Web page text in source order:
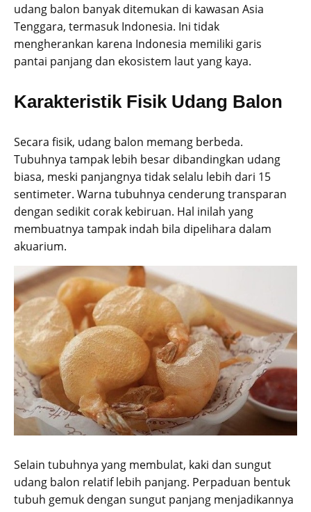
udang balon banyak ditemukan di kawasan Asia
Tenggara, termasuk Indonesia. Ini tidak
mengherankan karena Indonesia memiliki garis
pantai panjang dan ekosistem laut yang kaya.
Karakteristik Fisik Udang Balon
Secara fisik, udang balon memang berbeda.
Tubuhnya tampak lebih besar dibandingkan udang
biasa, meski panjangnya tidak selalu lebih dari 15
sentimeter. Warna tubuhnya cenderung transparan
dengan sedikit corak kebiruan. Hal inilah yang
membuatnya tampak indah bila dipelihara dalam
akuarium.
Selain tubuhnya yang membulat, kaki dan sungut
udang balon relatif lebih panjang. Perpaduan bentuk
tubuh gemuk dengan sungut panjang menjadikannya